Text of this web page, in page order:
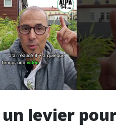
levier